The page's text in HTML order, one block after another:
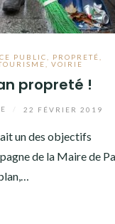
PUBLIC PROPRETÉ
,VOIRIE
propreté !
22 FÉVRIER 2019
un des objectifs
de la Maire de